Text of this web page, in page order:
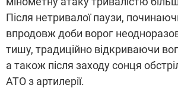
Після нетривалої паузи,
впродовж доби ворог
тишу, традиційно відкриваючи
а також після заходу сонця
АТО з артилерії.